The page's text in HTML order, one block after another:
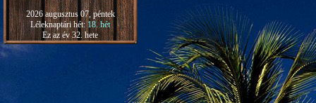
2026 augusztus 07, péntek
Léleknaptári hét:18. hét
Ez az év 32. hete